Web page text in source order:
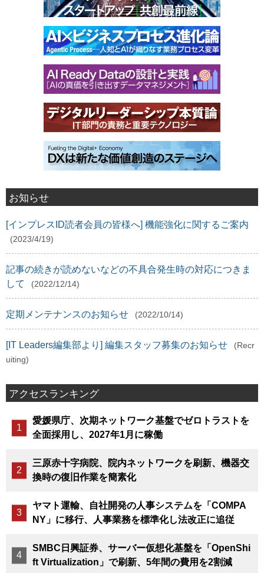
お知らせ
[インプレスID読者会員の皆様へ] 機能強化に関するご案内
(2023/4/19)
記事の続きが読めないなどの不具合発生時の対応につきま
して
(2022/12/14)
定期メンテナンスのお知らせ (2022/10/14)
[IT Leaders編集部より] 編集スタッフ募集のお知らせ
(Recr
uiting)
アクセスランキング
愛媛県庁、次期ネットワーク基盤でゼロトラストを
全面採用し、2027年1月に稼働
三原赤十字病院、院内ネットワークを刷新、機器交
換時の復旧作業を簡素化
ヤマト運輸、自社開発の人事システムを「COMPA
NY」に移行、人事業務を標準化し法改正に追従
SMBC日興証券、サーバー仮想化基盤を「OpenShi
ft Virtualization」で刷新、5年間の費用を2割減